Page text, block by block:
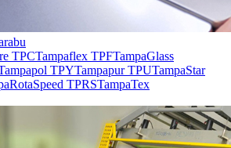
TPCTampaflex TPFTampaGlass
TPYTampapur TPUTampaStar
TPRSTampaTex